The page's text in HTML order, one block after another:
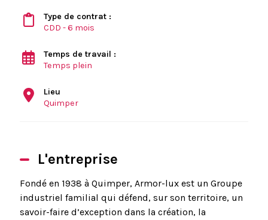
Type de contrat :
CDD - 6 mois
Temps de travail :
Temps plein
Lieu
Quimper
L'entreprise
Fondé en 1938 à Quimper, Armor-lux est un Groupe
industriel familial qui défend, sur son territoire, un
savoir-faire d’exception dans la création, la